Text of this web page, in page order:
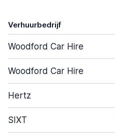
Verhuurbedrijf
Woodford Car Hire
Woodford Car Hire
Hertz
SIXT